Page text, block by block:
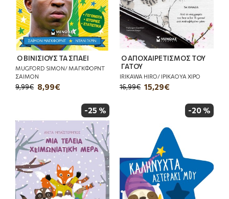
Ο ΒΙΝΙΣΙΟΥΣ ΤΑ ΣΠΑΕΙ
MUGFORD SIMON/ ΜΑΓΚΦΟΡΝΤ
ΣΑΙΜΟΝ
8,99€
9,99€
Ο ΑΠΟΧΑΙΡΕΤΙΣΜΟΣ ΤΟΥ
ΓΑΤΟΥ
IRIKAWA HIRO/ ΙΡΙΚΑΟΥΑ ΧΙΡΟ
15,29€
16,99€
-25 % -20 %